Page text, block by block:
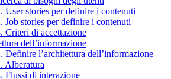
User stories per definire i contenuti
Job stories per definire i contenuti
Criteri di accettazione
dell’informazione
Definire l’architettura dell’informazione
Alberatura
Flussi di interazione